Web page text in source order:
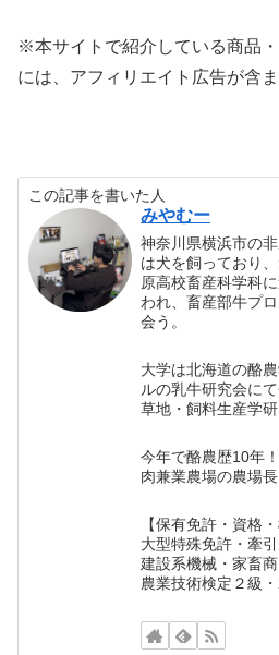
※本サイトで紹介している商品
には、アフィリエイト広告が含
この記事を書いた人
みやむー
神奈川県横浜市の
は犬を飼っており
原高校畜産科学科
われ、畜産部牛プ
会う。
大学は北海道の酪
ルの乳牛研究会に
草地・飼料生産学研
今年で酪農歴10年
肉兼業農場の農場
【保有免許・資格
大型特殊免許・牽
建設系機械・家畜
農業技術検定２級